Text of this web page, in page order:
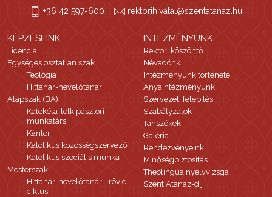
+36 42 597-600 rektorihivatal@szentatanaz.hu
KÉPZÉSEINK
Licencia
Egységes osztatlan szak
Teológia
Hittanár-nevelőtanár
Alapszak (BA)
Katekéta-lelkipásztori
munkatárs
Kántor
Katolikus közösségszervező
Katolikus szociális munka
Mesterszak
Hittanár-nevelőtanár - rövid
ciklus
INTÉZMÉNYÜNK
Rektori köszöntő
Névadónk
Intézményünk története
Anyaintézményünk
Szervezeti felépítés
Szabályzatok
Tanszékek
Galéria
Rendezvényeink
Minőségbiztosítás
Theolingua nyelvvizsga
Szent Atanáz-díj